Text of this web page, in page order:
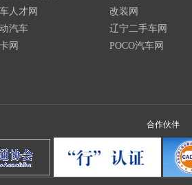
人才网
汽车
网
改装网
辽宁二手车网
POCO汽车网
合作伙伴